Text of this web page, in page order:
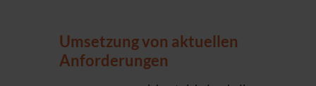
Umsetzung von aktuellen
Anforderungen